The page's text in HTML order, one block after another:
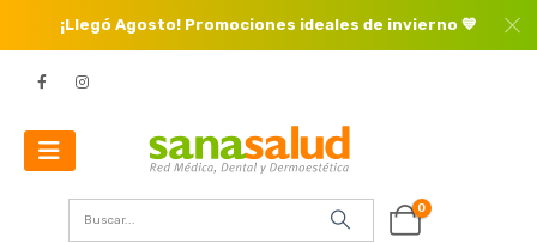
¡Llegó Agosto! Promociones ideales de invierno 💙
0